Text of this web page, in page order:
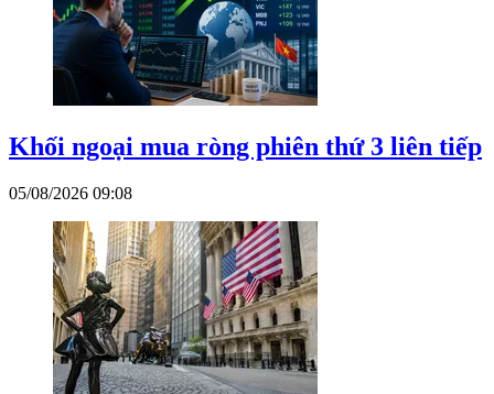
Khối ngoại mua ròng phiên thứ 3 liên tiếp
05/08/2026 09:08